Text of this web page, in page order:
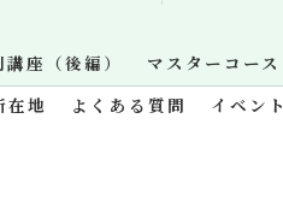
座（後編） マスターコース
在地 よくある質問 イベント